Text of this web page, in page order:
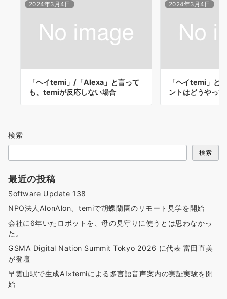
2024年3月4日
「ヘイtemi」/「Alexa」と言って
も、temiが反応しない場合
2024年3月4日
「ヘイtemi」と
ントはどうやっ
検索
検索
最近の投稿
Software Update 138
NPO法人AlonAlon、temiで胡蝶蘭園のリモート見学を開始
会社に6年いたロボットを、母の見守りに使うとは思わなかっ
た。
GSMA Digital Nation Summit Tokyo 2026 に代表 富田直美
が登壇
早雲山駅で生成AI×temiによる多言語音声案内の実証実験を開
始